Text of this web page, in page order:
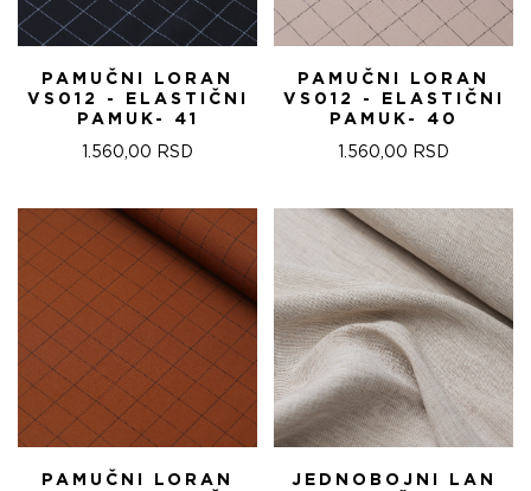
PAMUČNI LORAN
VS012 - ELASTIČNI
PAMUK- 41
1.560,00 RSD
PAMUČNI LORAN
VS012 - ELASTIČNI
PAMUK- 40
1.560,00 RSD
PAMUČNI LORAN
JEDNOBOJNI LAN